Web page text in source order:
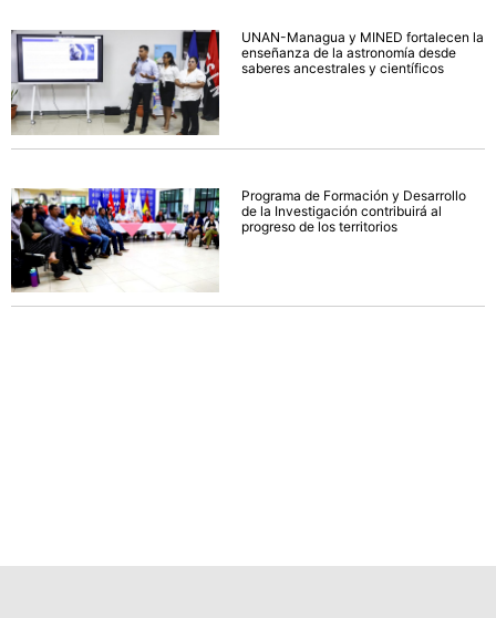
UNAN-Managua y MINED fortalecen la
enseñanza de la astronomía desde
saberes ancestrales y científicos
Programa de Formación y Desarrollo
de la Investigación contribuirá al
progreso de los territorios